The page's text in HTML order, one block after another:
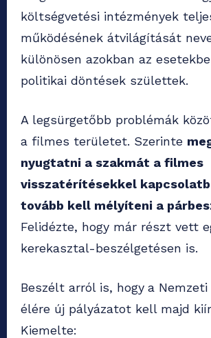
költségvetési intézmények
működésének átvilágítását
különösen azokban az
politikai döntések születtek.
A legsürgetőbb problémák
a filmes területet. Szerinte
nyugtatni a szakmát a filmes
visszatérítésekkel
tovább kell mélyíteni a
Felidézte, hogy már részt vett
kerekasztal-beszélgetésen is.
Beszélt arról is, hogy a
élére új pályázatot kell majd
Kiemelte: